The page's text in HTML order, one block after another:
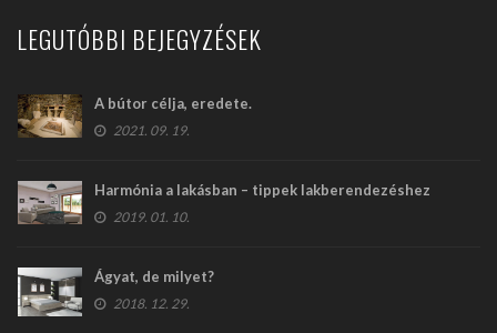
LEGUTÓBBI BEJEGYZÉSEK
A bútor célja, eredete.
2021. 09. 19.
Harmónia a lakásban – tippek lakberendezéshez
2019. 01. 10.
Ágyat, de milyet?
2018. 12. 29.